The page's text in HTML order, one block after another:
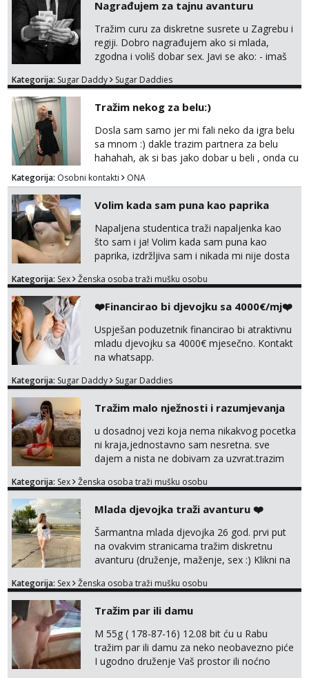
Nagrađujem za tajnu avanturu
Tražim curu za diskretne susrete u Zagrebu i
regiji. Dobro nagrađujem ako si mlada,
zgodna i voliš dobar sex. Javi se ako: - imaš
kosu - se dobro ljubiš - si fleksibilna s
dostupna radnim danom (vikendi i noći su za
obitelj) - vodiš brigu o zdravlju i koristiš
zaštitu Ne javljajte se: - debele - frajeri i
paro...
Kategorija: Sugar Daddy Sugar Daddies
Tražim nekog za belu:)
Dosla sam samo jer mi fali neko da igra belu
sa mnom :) dakle trazim partnera za belu
hahahah, ak si bas jako dobar u beli , onda cu
razmislit za dalje Klikni na link ispod i nadji me
tamo, cekam te!
Kategorija: Osobni kontakti ONA
Volim kada sam puna kao paprika
Napaljena studentica traži napaljenka kao
što sam i ja! Volim kada sam puna kao
paprika, izdržljiva sam i nikada mi nije dosta
bilo kad i bilo gdje zato se javi što prije da
tamo, cekam te!
Kategorija: Sex Ženska osoba traži mušku osobu
❤️Financirao bi djevojku sa 4000€/mj❤️
Uspješan poduzetnik financirao bi atraktivnu
mladu djevojku sa 4000€ mjesečno. Kontakt
na whatsapp.
Kategorija: Sugar Daddy Sugar Daddies
Tražim malo nježnosti i razumjevanja
u dosadnoj vezi koja nema nikakvog pocetka
ni kraja,jednostavno sam nesretna. sve
dajem a nista ne dobivam za uzvrat.trazim
trazim puno samo malo njeznosti i
poljupce po tijelu koji me jako
pale,obozavam kad muskarac preuzme
kontrolu . javi se :) Klikni na link ispod i nadji
me tamo, cekam te!
Kategorija: Sex Ženska osoba traži mušku osobu
Mlada djevojka traži avanturu ❤️
Šarmantna mlada djevojka 26 god. prvi put
na ovakvim stranicama tražim diskretnu
avanturu (druženje, maženje, sex :) Klikni na
Kategorija: Sex Ženska osoba traži mušku osobu
Tražim par ili damu
M 55g ( 178-87-16) 12.08 bit ću u Rabu
tražim par ili damu za neko neobavezno piće
I ugodno druženje Vaš prostor ili noćno